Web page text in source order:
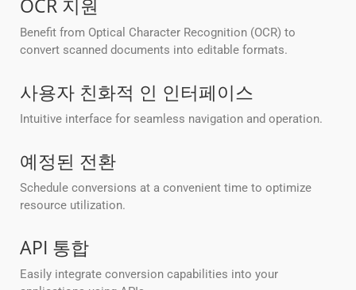
OCR 지원
Benefit from Optical Character Recognition (OCR) to
convert scanned documents into editable formats.
사용자 친화적 인 인터페이스
Intuitive interface for seamless navigation and operation.
예정된 전환
Schedule conversions at a convenient time to optimize
resource utilization.
API 통합
Easily integrate conversion capabilities into your